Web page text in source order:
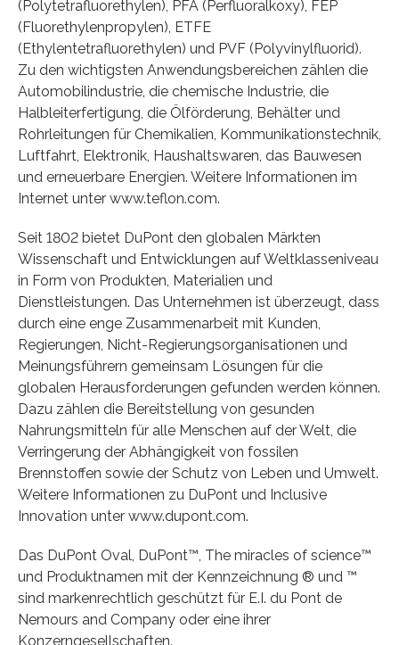
(Polytetrafluorethylen), PFA (Perfluoralkoxy), FEP
(Fluorethylenpropylen), ETFE
(Ethylentetrafluorethylen) und PVF (Polyvinylfluorid).
Zu den wichtigsten Anwendungsbereichen zählen die
Automobilindustrie, die chemische Industrie, die
Halbleiterfertigung, die Ölförderung, Behälter und
Rohrleitungen für Chemikalien, Kommunikationstechnik,
Luftfahrt, Elektronik, Haushaltswaren, das Bauwesen
und erneuerbare Energien. Weitere Informationen im
Internet unter www.teflon.com.
Seit 1802 bietet DuPont den globalen Märkten
Wissenschaft und Entwicklungen auf Weltklasseniveau
in Form von Produkten, Materialien und
Dienstleistungen. Das Unternehmen ist überzeugt, dass
durch eine enge Zusammenarbeit mit Kunden,
Regierungen, Nicht-Regierungsorganisationen und
Meinungsführern gemeinsam Lösungen für die
globalen Herausforderungen gefunden werden können.
Dazu zählen die Bereitstellung von gesunden
Nahrungsmitteln für alle Menschen auf der Welt, die
Verringerung der Abhängigkeit von fossilen
Brennstoffen sowie der Schutz von Leben und Umwelt.
Weitere Informationen zu DuPont und Inclusive
Innovation unter www.dupont.com.
Das DuPont Oval, DuPont™, The miracles of science™
und Produktnamen mit der Kennzeichnung ® und ™
sind markenrechtlich geschützt für E.I. du Pont de
Nemours and Company oder eine ihrer
Konzerngesellschaften.